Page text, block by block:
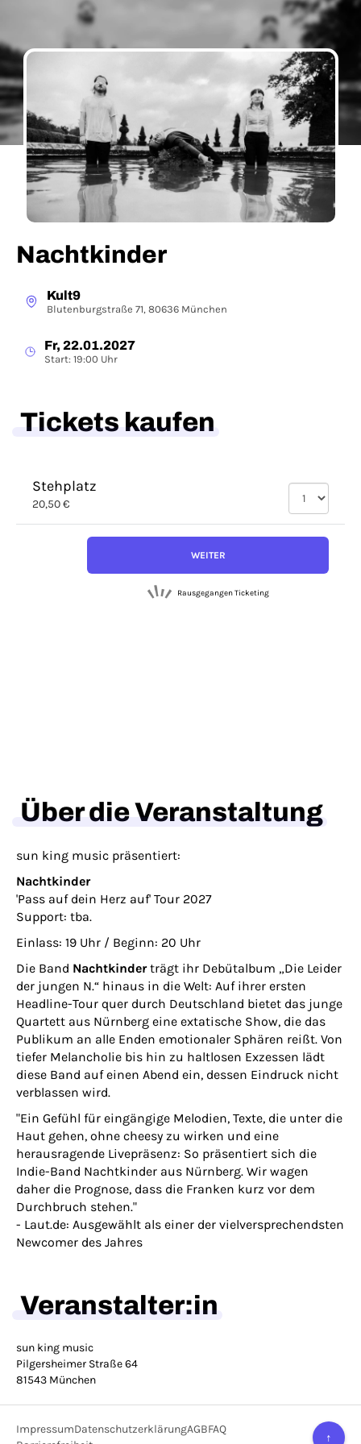
Nachtkinder
Kult9
Blutenburgstraße 71, 80636 München
Fr, 22.01.2027
Start: 19:00 Uhr
Tickets kaufen
Stehplatz
20,50 €
WEITER
Rausgegangen Ticketing
Über die Veranstaltung
sun king music präsentiert:
Nachtkinder
'Pass auf dein Herz auf' Tour 2027
Support: tba.
Einlass: 19 Uhr / Beginn: 20 Uhr
Die Band Nachtkinderträgt ihr Debütalbum „Die Leider
der jungen N.“ hinaus in die Welt: Auf ihrer ersten
Headline-Tour quer durch Deutschland bietet das junge
Quartett aus Nürnberg eine extatische Show, die das
Publikum an alle Enden emotionaler Sphären reißt. Von
tiefer Melancholie bis hin zu haltlosen Exzessen lädt
diese Band auf einen Abend ein, dessen Eindruck nicht
verblassen wird.
"Ein Gefühl für eingängige Melodien, Texte, die unter die
Haut gehen, ohne cheesy zu wirken und eine
herausragende Livepräsenz: So präsentiert sich die
Indie-Band Nachtkinder aus Nürnberg. Wir wagen
daher die Prognose, dass die Franken kurz vor dem
Durchbruch stehen."
- Laut.de: Ausgewählt als einer der vielversprechendsten
Newcomer des Jahres
Veranstalter:in
sun king music
Pilgersheimer Straße 64
81543 München
ImpressumDatenschutzerklärungAGBFAQ
↑